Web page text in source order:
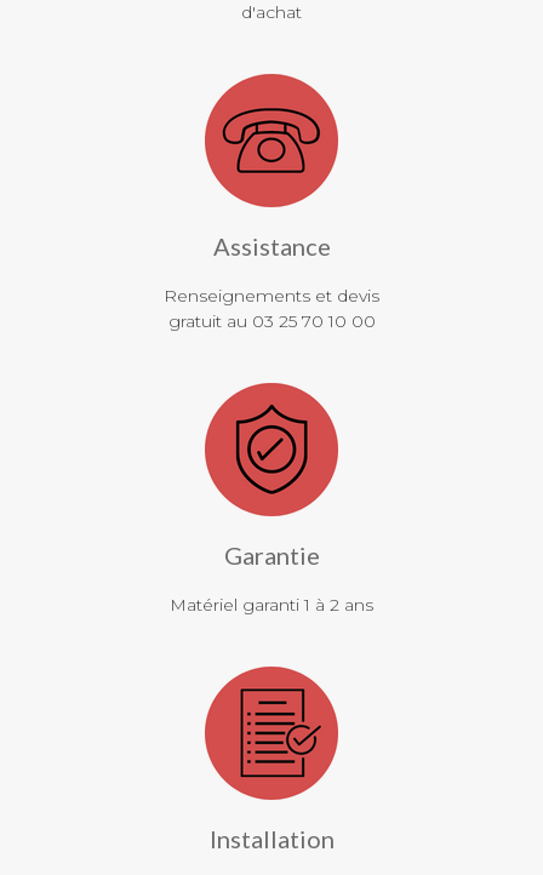
d'achat
Assistance
Renseignements et devis
gratuit au 03 25 70 10 00
Garantie
Matériel garanti 1 à 2 ans
Installation